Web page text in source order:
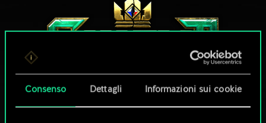
Consenso Dettagli Informazioni sui cookie